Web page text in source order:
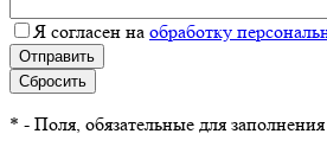
Я согласен на обработку
* - Поля, обязательные для заполнения